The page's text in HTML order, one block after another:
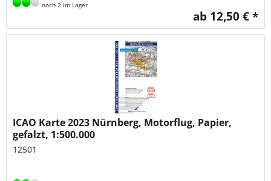
noch 2 im Lager
ab 12,50 € *
ICAO Karte 2023 Nürnberg, Motorflug, Papier,
gefalzt, 1:500.000
12501